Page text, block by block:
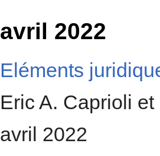
avril 2022
Eléments
Eric A. Caprioli
avril 2022